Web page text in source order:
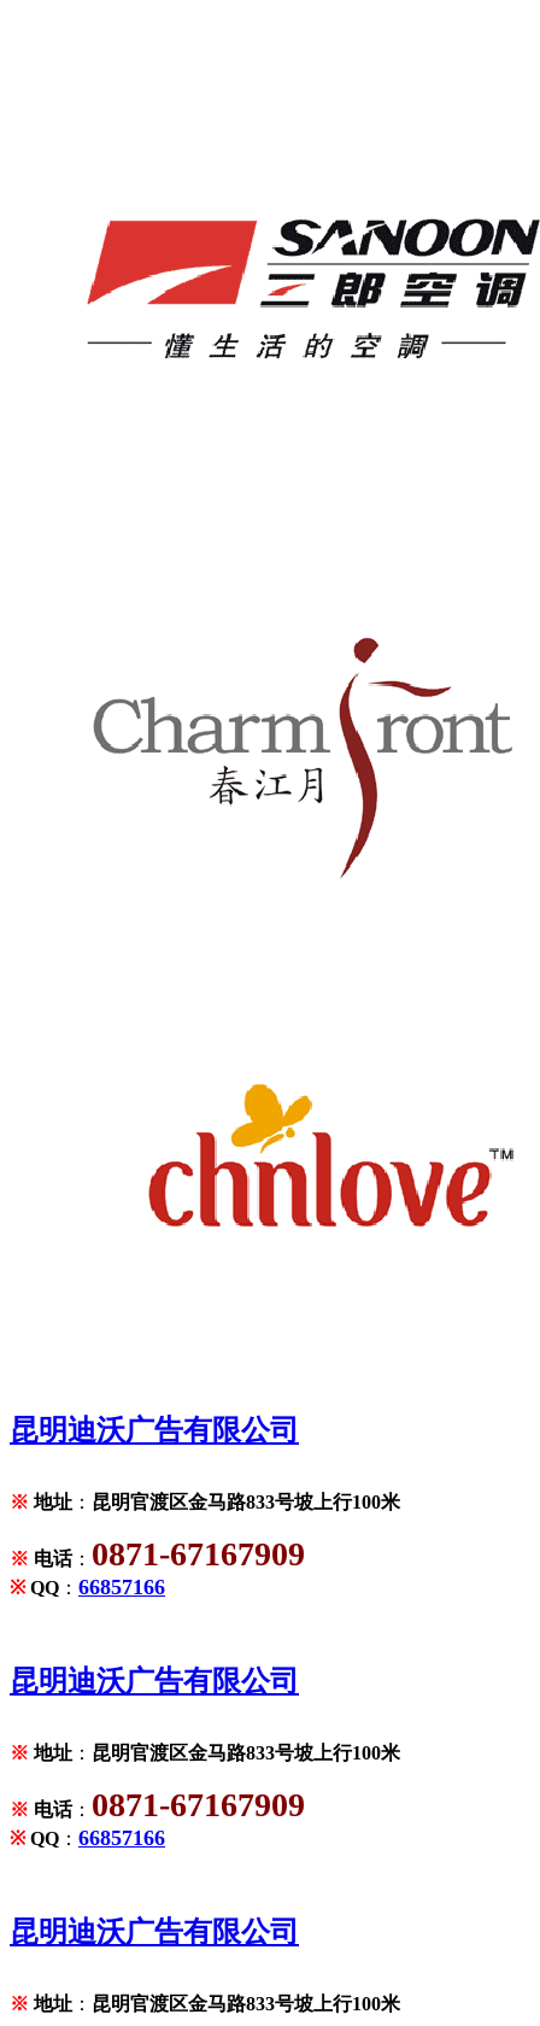
昆明迪沃广告有限公司
※ 地址 ： 昆明官渡区金马路833号坡上行100米
※ 电话： 0871-67167909
※QQ ： 66857166
昆明迪沃广告有限公司
※ 地址 ： 昆明官渡区金马路833号坡上行100米
※ 电话： 0871-67167909
※QQ ： 66857166
昆明迪沃广告有限公司
※ 地址 ： 昆明官渡区金马路833号坡上行100米